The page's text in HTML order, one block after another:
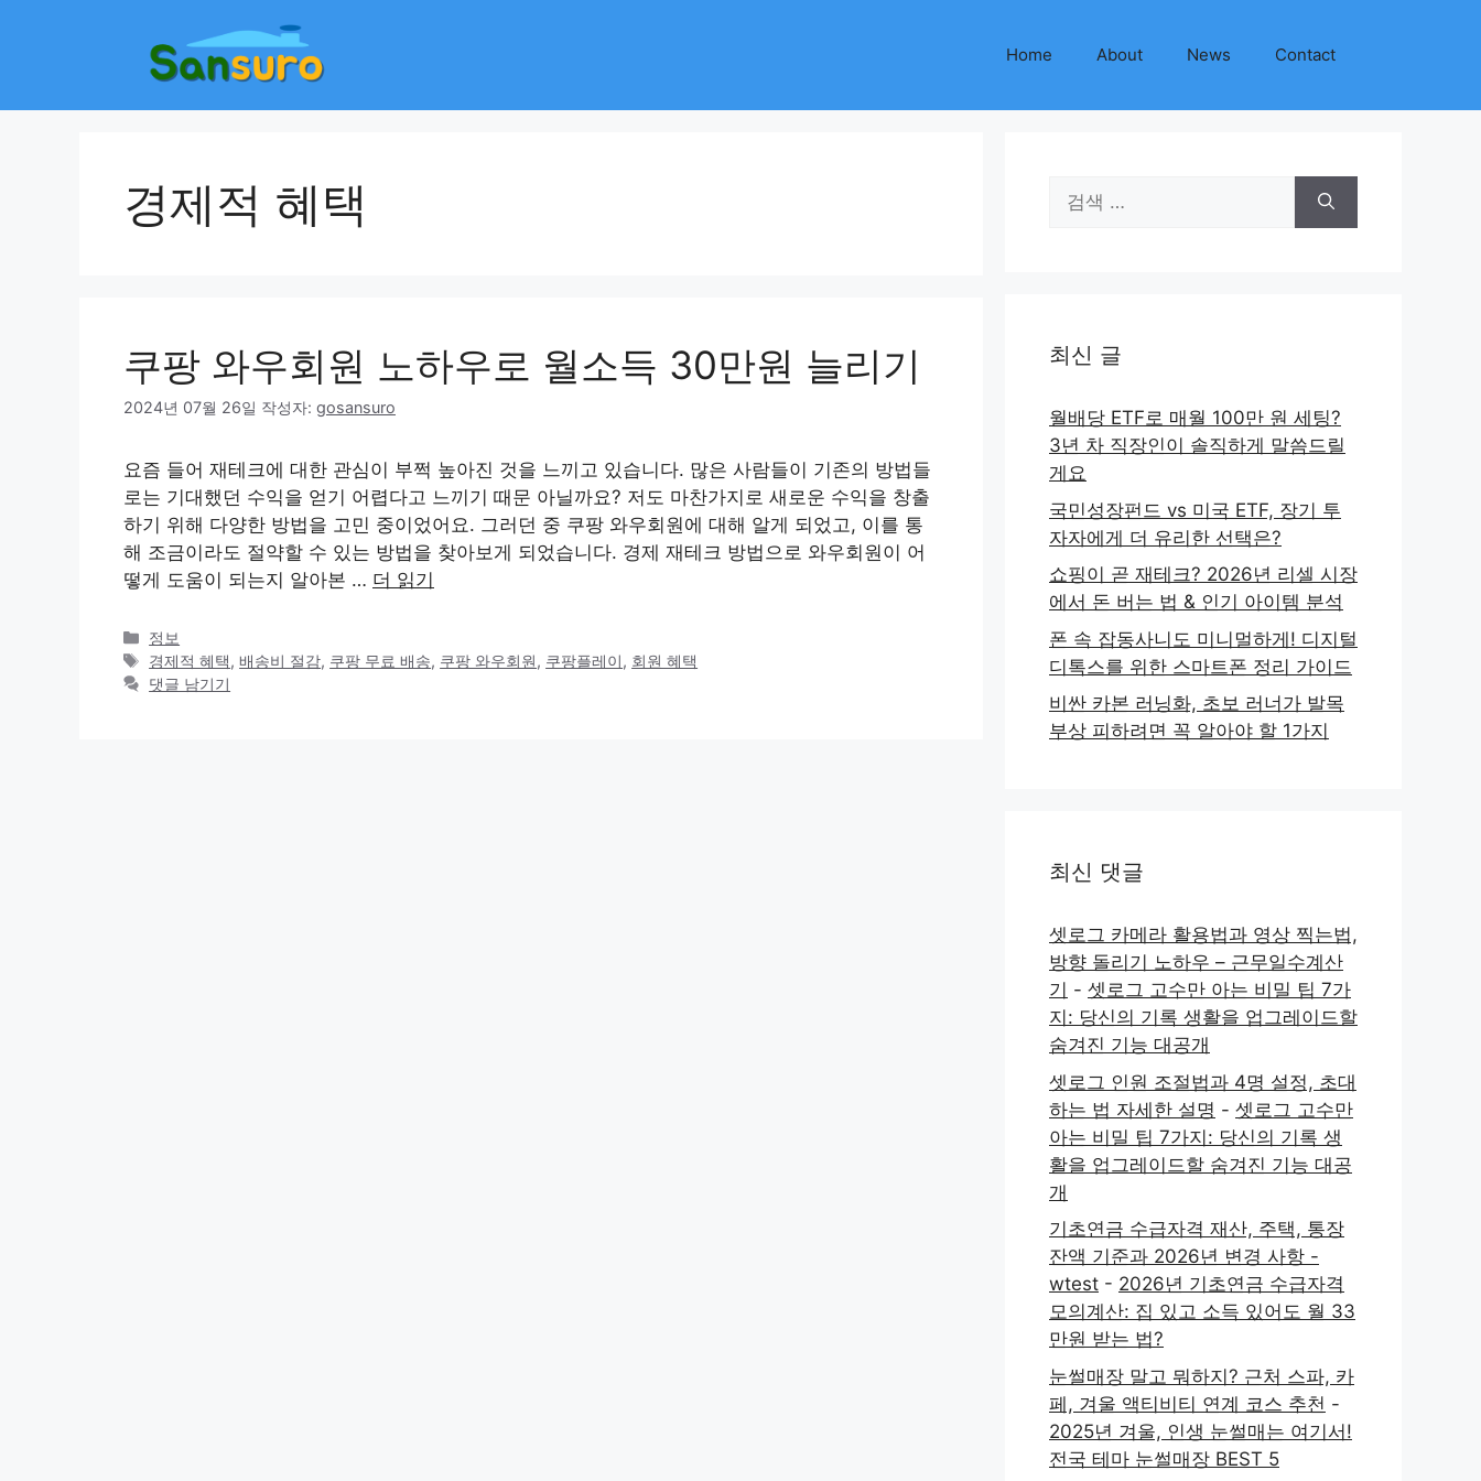
Home About News Contact
경제적 혜택
쿠팡 와우회원 노하우로 월소득 30만원 늘리기
2024년 07월 26일 작성자: gosansuro
요즘 들어 재테크에 대한 관심이 부쩍 높아진 것을 느끼고 있습니다. 많은 사람들이 기존의 방법들
로는 기대했던 수익을 얻기 어렵다고 느끼기 때문 아닐까요? 저도 마찬가지로 새로운 수익을 창출
하기 위해 다양한 방법을 고민 중이었어요. 그러던 중 쿠팡 와우회원에 대해 알게 되었고, 이를 통
해 조금이라도 절약할 수 있는 방법을 찾아보게 되었습니다. 경제 재테크 방법으로 와우회원이 어
떻게 도움이 되는지 알아본 … 더 읽기
카
테
고
정보
태
그
경제적 혜택,배송비 절감, 쿠팡 무료 배송, 쿠팡 와우회원, 쿠팡플레이, 회원 혜택
댓글 남기기
색:
최신 글
월배당 ETF로 매월 100만 원 세팅?
3년 차 직장인이 솔직하게 말씀드릴
게요
국민성장펀드 vs 미국 ETF, 장기 투
자자에게 더 유리한 선택은?
쇼핑이 곧 재테크? 2026년 리셀 시장
에서 돈 버는 법 & 인기 아이템 분석
폰 속 잡동사니도 미니멀하게! 디지털
디톡스를 위한 스마트폰 정리 가이드
비싼 카본 러닝화, 초보 러너가 발목
부상 피하려면 꼭 알아야 할 1가지
최신 댓글
셋로그 카메라 활용법과 영상 찍는법,
방향 돌리기 노하우 – 근무일수계산
기 - 셋로그 고수만 아는 비밀 팁 7가
지: 당신의 기록 생활을 업그레이드할
숨겨진 기능 대공개
셋로그 인원 조절법과 4명 설정, 초대
하는 법 자세한 설명 - 셋로그 고수만
아는 비밀 팁 7가지: 당신의 기록 생
활을 업그레이드할 숨겨진 기능 대공
개
기초연금 수급자격 재산, 주택, 통장
잔액 기준과 2026년 변경 사항 -
wtest - 2026년 기초연금 수급자격
모의계산: 집 있고 소득 있어도 월 33
만원 받는 법?
눈썰매장 말고 뭐하지? 근처 스파, 카
페, 겨울 액티비티 연계 코스 추천 -
2025년 겨울, 인생 눈썰매는 여기서!
전국 테마 눈썰매장 BEST 5